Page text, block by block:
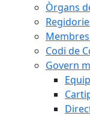
Òrgans
Codi de
Govern